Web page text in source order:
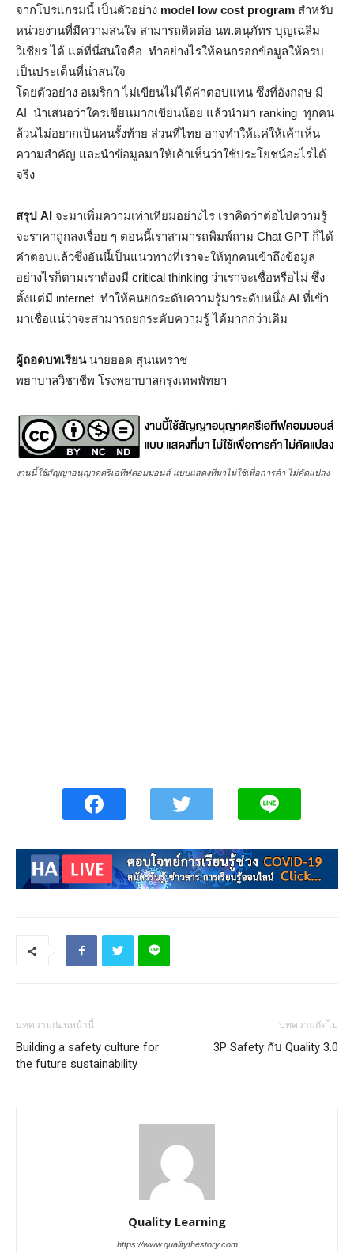
จากโปรแกรมนี้ เป็นตัวอย่าง model low cost program สำหรับ
หน่วยงานที่มีความสนใจ สามารถติดต่อ นพ.ตนุภัทร บุญเฉลิม
วิเชียร ได้ แต่ที่นี่สนใจคือ ทำอย่างไรให้คนกรอกข้อมูลให้ครบ
เป็นประเด็นที่น่าสนใจ
โดยตัวอย่าง อเมริกา ไม่เขียนไม่ได้ค่าตอบแทน ซึ่งที่อังกฤษ มี
AI นำเสนอว่าใครเขียนมากเขียนน้อย แล้วนำมา ranking ทุกคน
ล้วนไม่อยากเป็นคนรั้งท้าย ส่วนที่ไทย อาจทำให้แค่ให้เค้าเห็น
ความสำคัญ และนำข้อมูลมาให้เค้าเห็นว่าใช้ประโยชน์อะไรได้
จริง
สรุป AI จะมาเพิ่มความเท่าเทียมอย่างไร เราคิดว่าต่อไปความรู้
จะราคาถูกลงเรื่อย ๆ ตอนนี้เราสามารถพิมพ์ถาม Chat GPT ก็ได้
คำตอบแล้วซึ่งอันนี้เป็นแนวทางที่เราจะให้ทุกคนเข้าถึงข้อมูล
อย่างไรก็ตามเราต้องมี critical thinking ว่าเราจะเชื่อหรือไม่ ซึ่ง
ตั้งแต่มี internet ทำให้คนยกระดับความรู้มาระดับหนึ่ง AI ที่เข้า
มาเชื่อแน่ว่าจะสามารถยกระดับความรู้ ได้มากกว่าเดิม
ผู้ถอดบทเรียนนายยอด สุนนทราช
พยาบาลวิชาชีพ โรงพยาบาลกรุงเทพพัทยา
งานนี้ใช้สัญญาอนุญาตครีเอทีฟคอมมอนส์ แบบแสดงที่มาไม่ใช้เพื่อการค้า ไม่คัดแปลง
บทความก่อนหน้านี้
Building a safety culture for
the future sustainability
บทความถัดไป
3P Safety กับ Quality 3.0
Quality Learning
https://www.qualitythestory.com